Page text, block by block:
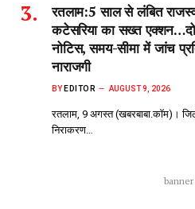
रतलाम:5 साल से लंबित
कटेसरिया का सख्त
नोटिस, समय-सीमा में जांच
नाराजगी
BY EDITOR AUGUST 9, 2026
रतलाम, 9 अगस्त (खबरबाबा.कॉम)।
निराकरण…
banner